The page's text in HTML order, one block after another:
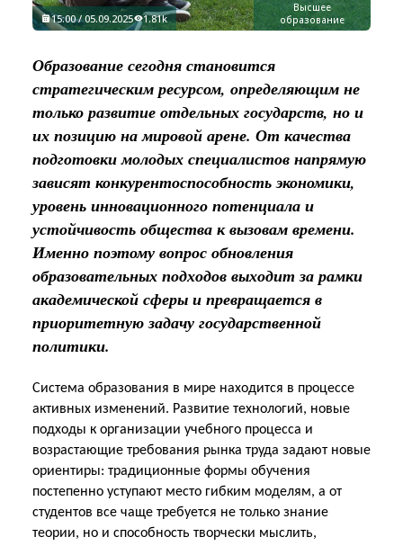
Высшее
образование
15:00 / 05.09.2025 1.81k
Образование сегодня становится
стратегическим ресурсом, определяющим не
только развитие отдельных государств, но и
их позицию на мировой арене. От качества
подготовки молодых специалистов напрямую
зависят конкурентоспособность экономики,
уровень инновационного потенциала и
устойчивость общества к вызовам времени.
Именно поэтому вопрос обновления
образовательных подходов выходит за рамки
академической сферы и превращается в
приоритетную задачу государственной
политики.
Система образования в мире находится в процессе
активных изменений. Развитие технологий, новые
подходы к организации учебного процесса и
возрастающие требования рынка труда задают новые
ориентиры: традиционные формы обучения
постепенно уступают место гибким моделям, а от
студентов все чаще требуется не только знание
теории, но и способность творчески мыслить,